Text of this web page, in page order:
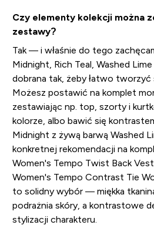
Czy elementy kolekcji można
zestawy?
Tak — i właśnie do tego
Midnight, Rich Teal, Washed
dobrana tak, żeby łatwo tworzyć
Możesz postawić na komplet
zestawiając np. top, szorty i
kolorze, albo bawić się
Midnight z żywą barwą Washed
konkretnej rekomendacji na
Women's Tempo Twist Back
Women's Tempo Contrast Tie
to solidny wybór — miękka
podrażnia skóry, a kontrastowe
stylizacji charakteru.